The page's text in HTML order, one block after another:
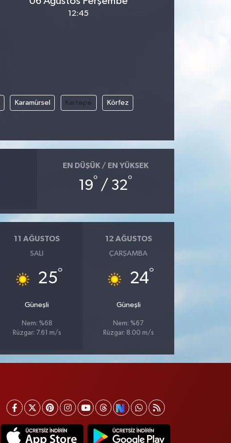
12:45
Karamürsel Kartepe Körfez
EN DÜŞÜK / EN YÜKSEK
19° / 32°
11 AĞUSTOS
SALI
25°
Güneşli
Nem: %68
Rüzgar: 7.61 m/s
12 AĞUSTOS
ÇARŞAMBA
24°
Güneşli
Nem: %67
Rüzgar: 8.00 m/s